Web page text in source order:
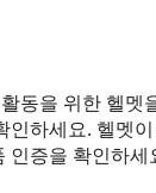
동을 위한 헬멧
인하세요. 헬멧
인증을 확인하세